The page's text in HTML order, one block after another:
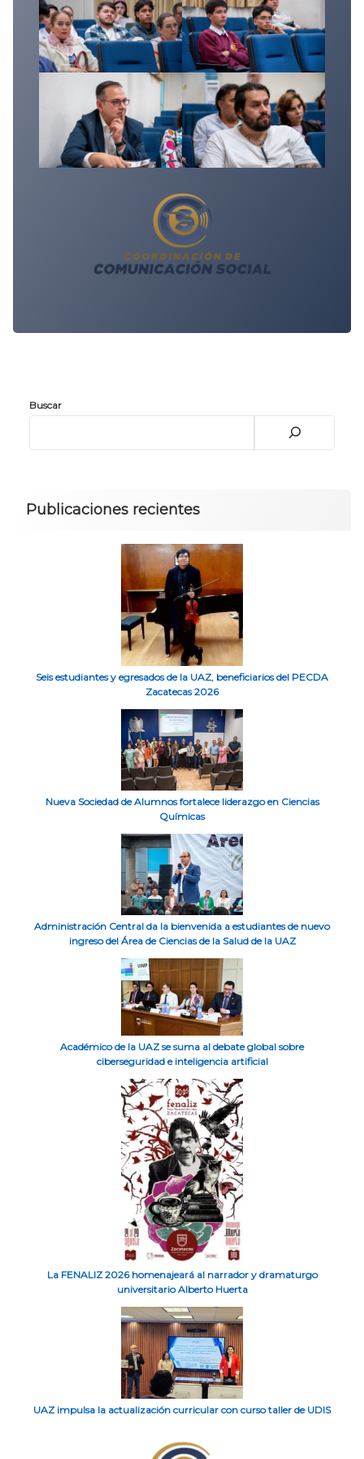
Buscar
Publicaciones recientes
Seis estudiantes y egresados de la UAZ, beneficiarios del PECDA
Zacatecas 2026
Nueva Sociedad de Alumnos fortalece liderazgo en Ciencias
Químicas
Administración Central da la bienvenida a estudiantes de nuevo
ingreso del Área de Ciencias de la Salud de la UAZ
Académico de la UAZ se suma al debate global sobre
ciberseguridad e inteligencia artificial
La FENALIZ 2026 homenajeará al narrador y dramaturgo
universitario Alberto Huerta
UAZ impulsa la actualización curricular con curso taller de UDIS